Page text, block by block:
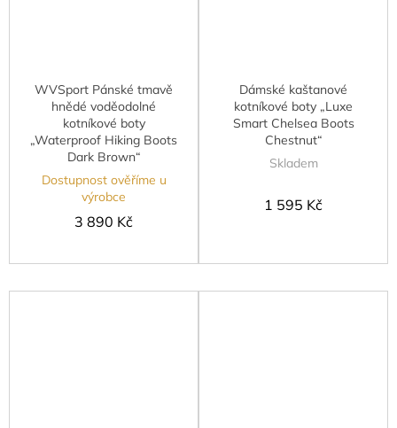
WVSport Pánské tmavě
hnědé voděodolné
kotníkové boty
„Waterproof Hiking Boots
Dark Brown“
Dostupnost ověříme u
výrobce
3 890 Kč
Dámské kaštanové
kotníkové boty „Luxe
Smart Chelsea Boots
Chestnut“
Skladem
1 595 Kč